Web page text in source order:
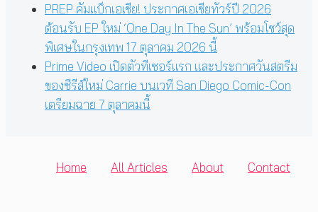
PREP คัมแบ็กเอเชีย! ประกาศเอเชียทัวร์ปี 2026
ต้อนรับ EP ใหม่ ‘One Day In The Sun’ พร้อมโชว์สุด
พิเศษในกรุงเทพ 17 ตุลาคม 2026 นี้
Prime Video เปิดตัวทีเซอร์แรก และประกาศวันสตรีม
ของซีรีส์ใหม่ Carrie บนเวที San Diego Comic-Con
เตรียมฉาย 7 ตุลาคมนี้
Home All Articles About Contact